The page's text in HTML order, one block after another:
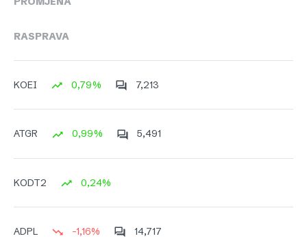
RASPRAVA
KOEI 0,79% 7,213
ATGR 0,99% 5,491
KODT2 0,24%
ADPL -1,16% 14,717